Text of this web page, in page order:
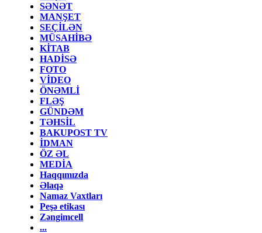
SƏNƏT
MANŞET
SEÇİLƏN
MÜSAHİBƏ
KİTAB
HADİSƏ
FOTO
VİDEO
ÖNƏMLİ
FLƏŞ
GÜNDƏM
TƏHSİL
BAKUPOST TV
İDMAN
ÖZ ƏL
MEDİA
Haqqımızda
Əlaqə
Namaz Vaxtları
Peşə etikası
Zəngimcell
...